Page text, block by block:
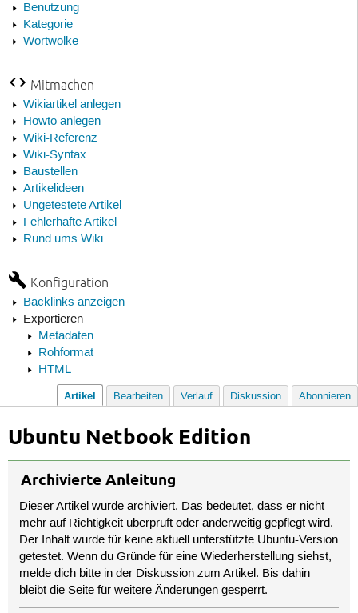
Benutzung
Kategorie
Wortwolke
Mitmachen
Wikiartikel anlegen
Howto anlegen
Wiki-Referenz
Wiki-Syntax
Baustellen
Artikelideen
Ungetestete Artikel
Fehlerhafte Artikel
Rund ums Wiki
Konfiguration
Backlinks anzeigen
Exportieren
Metadaten
Rohformat
HTML
Artikel Bearbeiten Verlauf Diskussion Abonnieren
Ubuntu Netbook Edition
Archivierte Anleitung
Dieser Artikel wurde archiviert. Das bedeutet, dass er nicht
mehr auf Richtigkeit überprüft oder anderweitig gepflegt wird.
Der Inhalt wurde für keine aktuell unterstützte Ubuntu-Version
getestet. Wenn du Gründe für eine Wiederherstellung siehst,
melde dich bitte in der Diskussion zum Artikel. Bis dahin
bleibt die Seite für weitere Änderungen gesperrt.